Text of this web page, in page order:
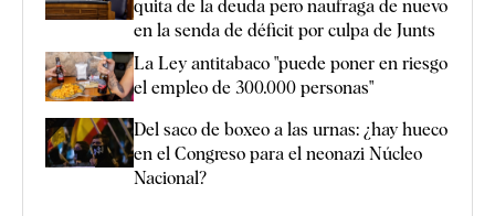
quita de la deuda pero naufraga de nuevo
en la senda de déficit por culpa de Junts
La Ley antitabaco "puede poner en riesgo
el empleo de 300.000 personas"
Del saco de boxeo a las urnas: ¿hay hueco
en el Congreso para el neonazi Núcleo
Nacional?